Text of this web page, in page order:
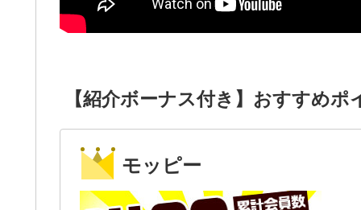
【紹介ボーナス付き】おすすめ
モッピー